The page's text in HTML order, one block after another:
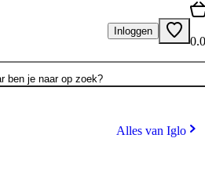
Inloggen
ben je naar op zoek?
Alles van Iglo